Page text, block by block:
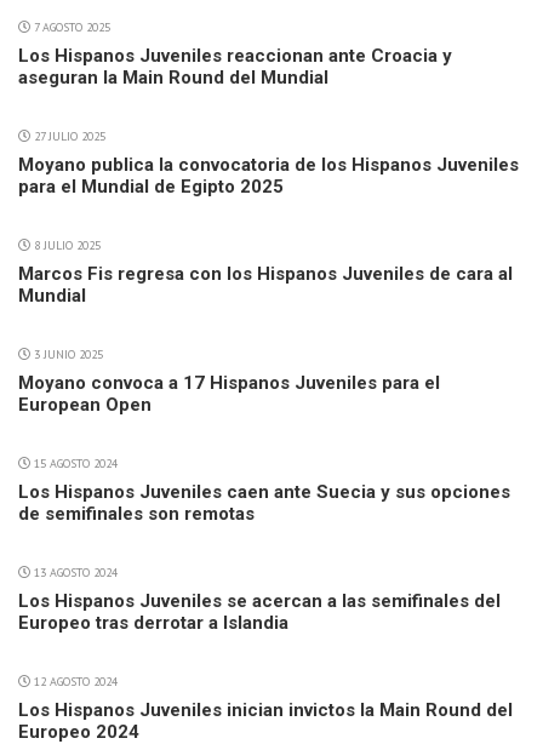
7 AGOSTO 2025
Los Hispanos Juveniles reaccionan ante Croacia y
aseguran la Main Round del Mundial
27 JULIO 2025
Moyano publica la convocatoria de los Hispanos Juveniles
para el Mundial de Egipto 2025
8 JULIO 2025
Marcos Fis regresa con los Hispanos Juveniles de cara al
Mundial
3 JUNIO 2025
Moyano convoca a 17 Hispanos Juveniles para el
European Open
15 AGOSTO 2024
Los Hispanos Juveniles caen ante Suecia y sus opciones
de semifinales son remotas
13 AGOSTO 2024
Los Hispanos Juveniles se acercan a las semifinales del
Europeo tras derrotar a Islandia
12 AGOSTO 2024
Los Hispanos Juveniles inician invictos la Main Round del
Europeo 2024